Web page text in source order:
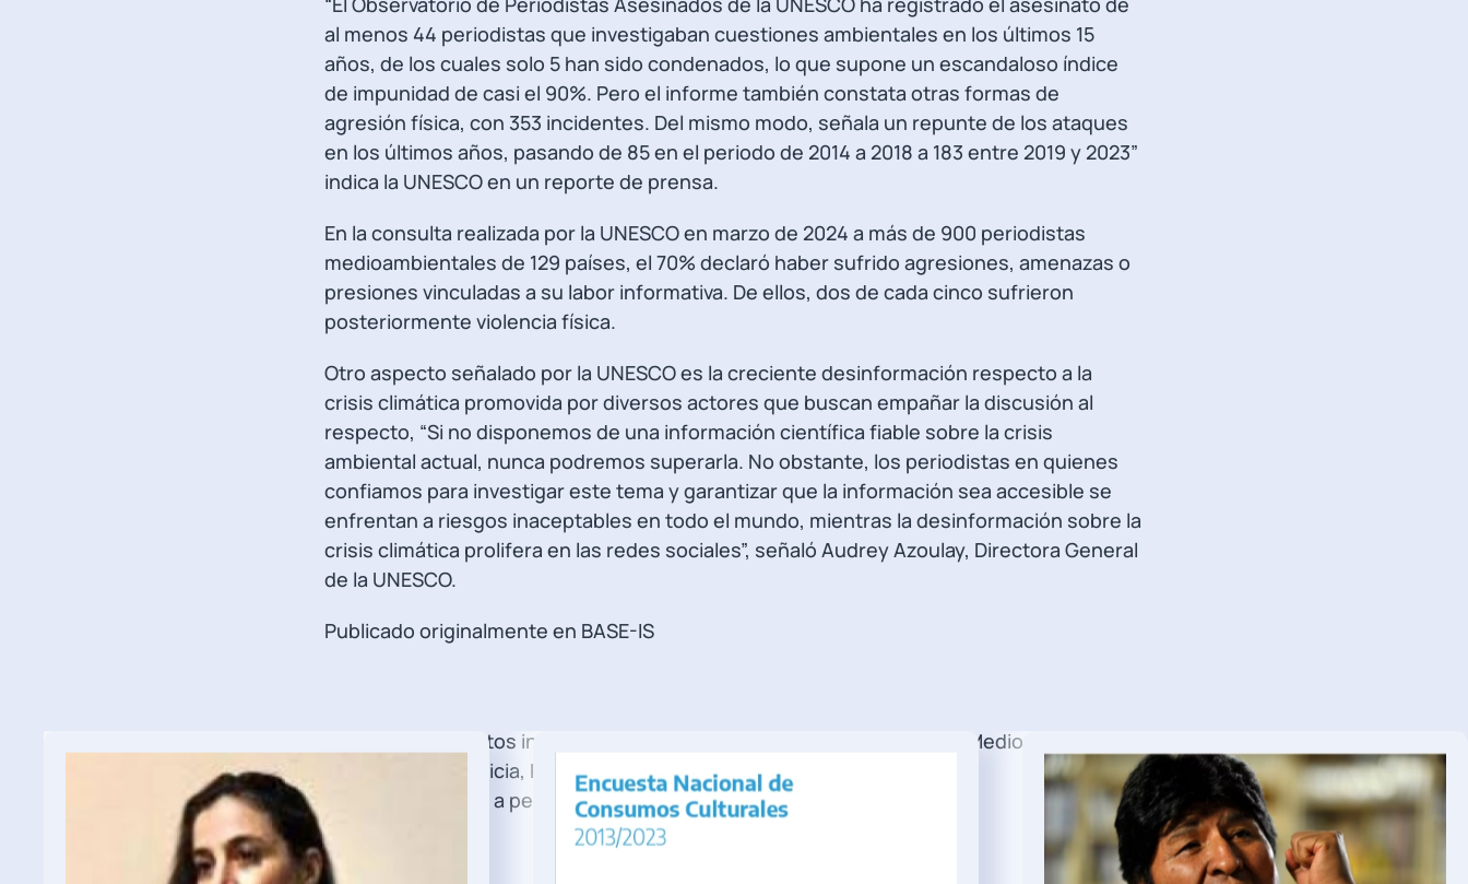
al menos 44 periodistas que investigaban cuestiones ambientales en los últimos 15
años, de los cuales solo 5 han sido condenados, lo que supone un escandaloso índice
de impunidad de casi el 90%. Pero el informe también constata otras formas de
agresión física, con 353 incidentes. Del mismo modo, señala un repunte de los ataques
en los últimos años, pasando de 85 en el periodo de 2014 a 2018 a 183 entre 2019 y 2023”
indica la UNESCO en un reporte de prensa.
En la consulta realizada por la UNESCO en marzo de 2024 a más de 900 periodistas
medioambientales de 129 países, el 70% declaró haber sufrido agresiones, amenazas o
presiones vinculadas a su labor informativa. De ellos, dos de cada cinco sufrieron
posteriormente violencia física.
Otro aspecto señalado por la UNESCO es la creciente desinformación respecto a la
crisis climática promovida por diversos actores que buscan empañar la discusión al
respecto, “Si no disponemos de una información científica fiable sobre la crisis
ambiental actual, nunca podremos superarla. No obstante, los periodistas en quienes
confiamos para investigar este tema y garantizar que la información sea accesible se
enfrentan a riesgos inaceptables en todo el mundo, mientras la desinformación sobre la
crisis climática prolifera en las redes sociales”, señaló Audrey Azoulay, Directora General
de la UNESCO.
Publicado originalmente en BASE-IS
Categorías: Asuntos internacionales, Derechos Humanos, Ecología y Medio Ambiente,
Internacional, Noticia, Política
Etiquetas: ataque a periodistas, Impunidad, medio ambiente